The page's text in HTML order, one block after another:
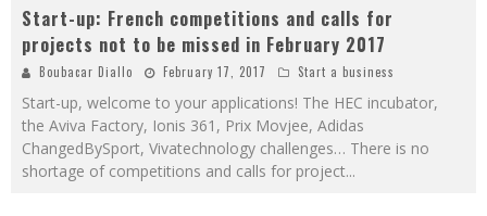
Start-up: French competitions and calls for
projects not to be missed in February 2017
Boubacar Diallo February 17, 2017 Start a business
Start-up, welcome to your applications! The HEC incubator,
the Aviva Factory, Ionis 361, Prix Movjee, Adidas
ChangedBySport, Vivatechnology challenges… There is no
shortage of competitions and calls for project...